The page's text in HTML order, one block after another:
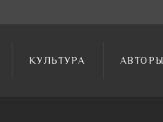
КУЛЬТУРА АВТОРЫ